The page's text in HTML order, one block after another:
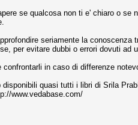
se qualcosa non ti e' chiaro o se
seriamente la
per evitare dubbi o errori dovuti
confrontarli in caso di differenze
disponibili quasi tutti i libri di Srila
www.vedabase.com/